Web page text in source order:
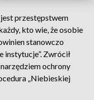
przestępstwem
kto wie, że osobie
stanowczo
instytucje”. Zwrócił
ochrony
„Niebieskiej